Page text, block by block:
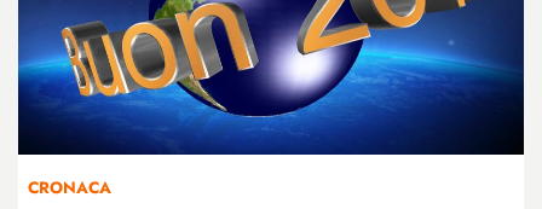
CRONACA